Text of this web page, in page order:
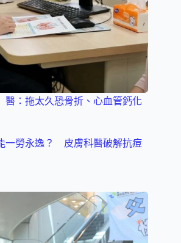
：拖太久恐骨折、心血管鈣化
一勞永逸？ 皮膚科醫破解抗痘